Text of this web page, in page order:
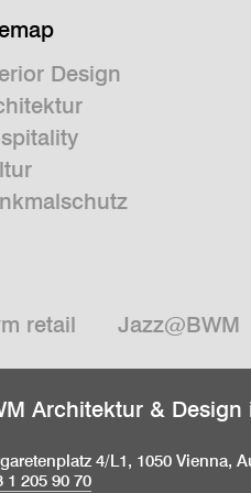
Design
retail Jazz@BWM
Architektur &
4/L1, 1050 Vienna,
1 205 90 70